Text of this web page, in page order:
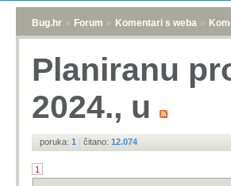
Bug.hr » Forum » Komentari s weba »
Planiranu
2024., u
poruka: 1 | čitano: 12.074
1